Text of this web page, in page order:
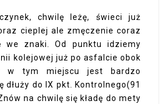
chwilę leżę, świeci już
cieplej ale zmęczenie coraz
we znaki. Od punktu idziemy
kolejowej już po asfalcie obok
w tym miejscu jest bardzo
dłuży do IX pkt. Kontrolnego(91
na chwilę się kładę do mety